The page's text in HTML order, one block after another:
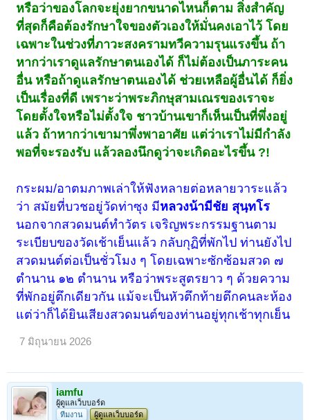
หรือว่าของโลกจะยุ่งยากขนาดไหนก็ตาม สิ่งสำคัญ
ที่สุดก็คือต้องรักษาใจของตัวเองให้มั่นคงเอาไว้ โดย
เฉพาะในช่วงที่ภาวะสงครามทวีความรุนแรงขึ้น ถ้า
หากว่าเราดูแลรักษาตนเองได้ ก็ไม่ต้องเป็นภาระคน
อื่น หรือถ้าดูแลรักษาตนเองได้ ช่วยเหลือผู้อื่นได้ ก็ยิ่ง
เป็นเรื่องที่ดี เพราะว่าพระภิกษุสามเณรของเราจะ
โดยตั้งใจหรือไม่ตั้งใจ ชาวบ้านเขาก็เห็นเป็นที่พึ่งอยู่
แล้ว ถ้าหากว่าเขามาพึ่งพาอาศัย แต่ว่าเราไม่มีกำลัง
พอที่จะรองรับ แล้วลองนึกดูว่าจะเกิดอะไรขึ้น ?!
กระผม/อาตมภาพเล่าให้ฟังหลายต่อหลายวาระแล้ว
ว่า สมัยที่บวชอยู่วัดท่าซุง มีหลวงน้ามีชัย สุนฺทโร
นอกจากสวดมนต์ทำวัตร เจริญพระกรรมฐานตาม
ระเบียบของวัดเช้าเย็นแล้ว กลับกุฏิที่พักไป ท่านยังไป
สวดมนต์ต่อเป็นชั่วโมง ๆ โดยเฉพาะซักซ้อมสวด ๗
ตำนาน ๑๒ ตำนาน หรือว่าพระสูตรยาว ๆ ด้วยความ
ที่พักอยู่ตึกเดียวกัน แม้จะเป็นหัวตึกท้ายตึกคนละห้อง
แต่ว่าก็ได้ยินเสียงสวดมนต์ของท่านอยู่ทุกเช้าทุกเย็น
7 มิถุนายน 2026
iamfu
ผู้ดูแลเว็บบอร์ด
ทีมงาน
ผู้ดูแลเว็บบอร์ด